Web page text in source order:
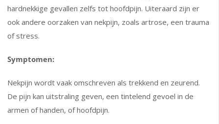
hardnekkige gevallen zelfs tot hoofdpijn. Uiteraard zijn er
ook andere oorzaken van nekpijn, zoals artrose, een trauma
of stress.
Symptomen:
Nekpijn wordt vaak omschreven als trekkend en zeurend.
De pijn kan uitstraling geven, een tintelend gevoel in de
armen of handen, of hoofdpijn.